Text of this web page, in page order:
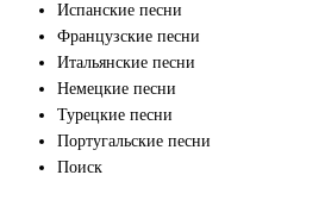
Испанские песни
Французские песни
Итальянские песни
Немецкие песни
Турецкие песни
Португальские песни
Поиск